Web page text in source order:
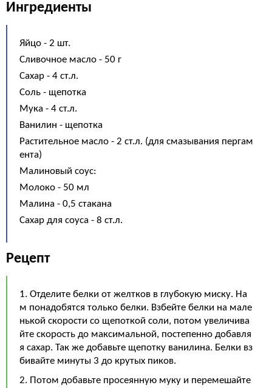
Ингредиенты
Яйцо - 2 шт.
Сливочное масло - 50 г
Сахар - 4 ст.л.
Соль - щепотка
Мука - 4 ст.л.
Ванилин - щепотка
Растительное масло - 2 ст.л. (для смазывания пергам
ента)
Малиновый соус:
Молоко - 50 мл
Малина - 0,5 стакана
Сахар для соуса - 8 ст.л.
Рецепт
1. Отделите белки от желтков в глубокую миску. На
м понадобятся только белки. Взбейте белки на мале
нькой скорости со щепоткой соли, потом увеличива
йте скорость до максимальной, постепенно добавля
я сахар. Так же добавьте щепотку ванилина. Белки вз
бивайте минуты 3 до крутых пиков.
2. Потом добавьте просеянную муку и перемешайте